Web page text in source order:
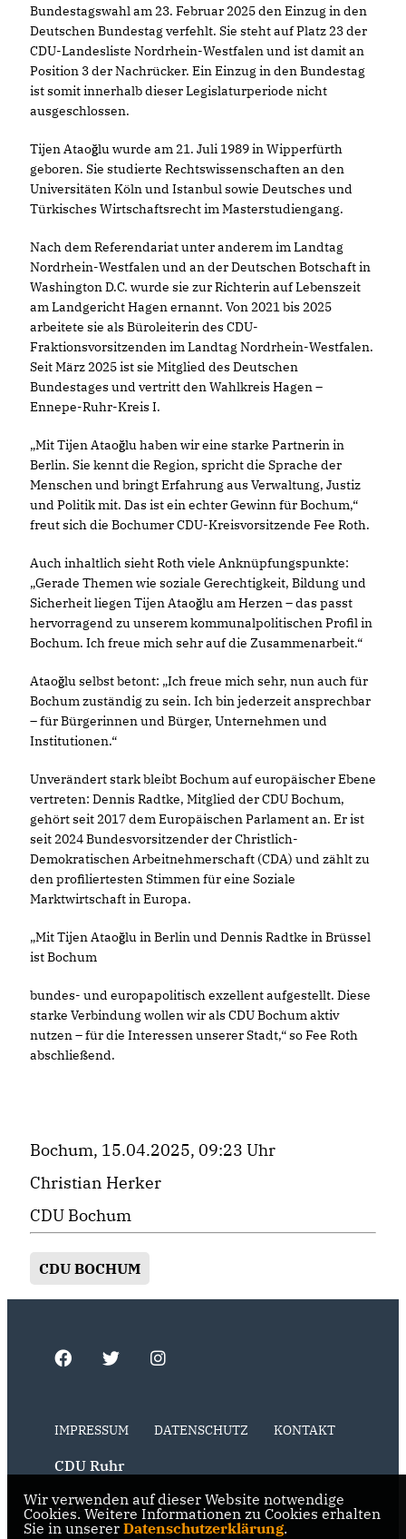
Bundestagswahl am 23. Februar 2025 den Einzug in den
Deutschen Bundestag verfehlt. Sie steht auf Platz 23 der
CDU-Landesliste Nordrhein-Westfalen und ist damit an
Position 3 der Nachrücker. Ein Einzug in den Bundestag
ist somit innerhalb dieser Legislaturperiode nicht
ausgeschlossen.
Tijen Ataoğlu wurde am 21. Juli 1989 in Wipperfürth
geboren. Sie studierte Rechtswissenschaften an den
Universitäten Köln und Istanbul sowie Deutsches und
Türkisches Wirtschaftsrecht im Masterstudiengang.
Nach dem Referendariat unter anderem im Landtag
Nordrhein-Westfalen und an der Deutschen Botschaft in
Washington D.C. wurde sie zur Richterin auf Lebenszeit
am Landgericht Hagen ernannt. Von 2021 bis 2025
arbeitete sie als Büroleiterin des CDU-
Fraktionsvorsitzenden im Landtag Nordrhein-Westfalen.
Seit März 2025 ist sie Mitglied des Deutschen
Bundestages und vertritt den Wahlkreis Hagen –
Ennepe-Ruhr-Kreis I.
Mit Tijen Ataoğlu haben wir eine starke Partnerin in
Berlin. Sie kennt die Region, spricht die Sprache der
Menschen und bringt Erfahrung aus Verwaltung, Justiz
und Politik mit. Das ist ein echter Gewinn für Bochum,“
freut sich die Bochumer CDU-Kreisvorsitzende Fee Roth.
Auch inhaltlich sieht Roth viele Anknüpfungspunkte:
Gerade Themen wie soziale Gerechtigkeit, Bildung und
Sicherheit liegen Tijen Ataoğlu am Herzen – das passt
hervorragend zu unserem kommunalpolitischen Profil in
Bochum. Ich freue mich sehr auf die Zusammenarbeit.“
Ataoğlu selbst betont: „Ich freue mich sehr, nun auch für
Bochum zuständig zu sein. Ich bin jederzeit ansprechbar
– für Bürgerinnen und Bürger, Unternehmen und
Institutionen.“
Unverändert stark bleibt Bochum auf europäischer Ebene
vertreten: Dennis Radtke, Mitglied der CDU Bochum,
gehört seit 2017 dem Europäischen Parlament an. Er ist
seit 2024 Bundesvorsitzender der Christlich-
Demokratischen Arbeitnehmerschaft (CDA) und zählt zu
den profiliertesten Stimmen für eine Soziale
Marktwirtschaft in Europa.
Mit Tijen Ataoğlu in Berlin und Dennis Radtke in Brüssel
ist Bochum
bundes- und europapolitisch exzellent aufgestellt. Diese
starke Verbindung wollen wir als CDU Bochum aktiv
nutzen – für die Interessen unserer Stadt,“ so Fee Roth
abschließend.
Bochum, 15.04.2025, 09:23 Uhr
Christian Herker
CDU Bochum
CDU BOCHUM
IMPRESSUM DATENSCHUTZ KONTAKT
CDU Ruhr
CDU NRW
Wir verwenden auf dieser Website notwendige
Cookies. Weitere Informationen zu Cookies erhalten
Sie in unserer Datenschutzerklärung.